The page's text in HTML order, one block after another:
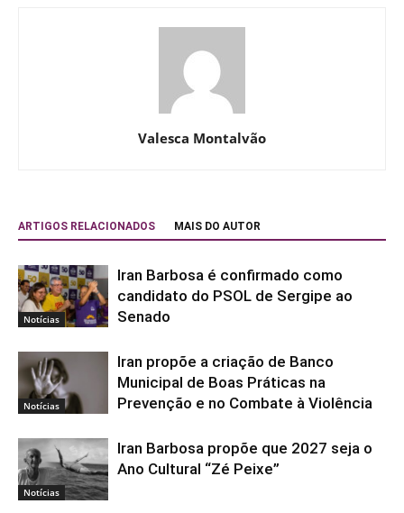
Valesca Montalvão
ARTIGOS RELACIONADOS MAIS DO AUTOR
Notícias
Iran Barbosa é confirmado como
candidato do PSOL de Sergipe ao
Senado
Notícias
Iran propõe a criação de Banco
Municipal de Boas Práticas na
Prevenção e no Combate à Violência
Notícias
Iran Barbosa propõe que 2027 seja o
Ano Cultural “Zé Peixe”